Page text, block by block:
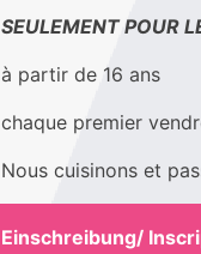
SEULEMENT POUR
à partir de 16 ans
chaque premier
Nous cuisinons et
Einschreibung/